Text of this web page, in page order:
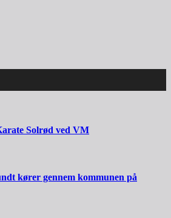
Solrød ved VM
kører gennem kommunen på